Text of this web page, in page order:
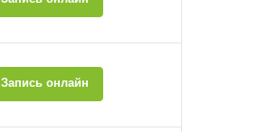
Запись онлайн